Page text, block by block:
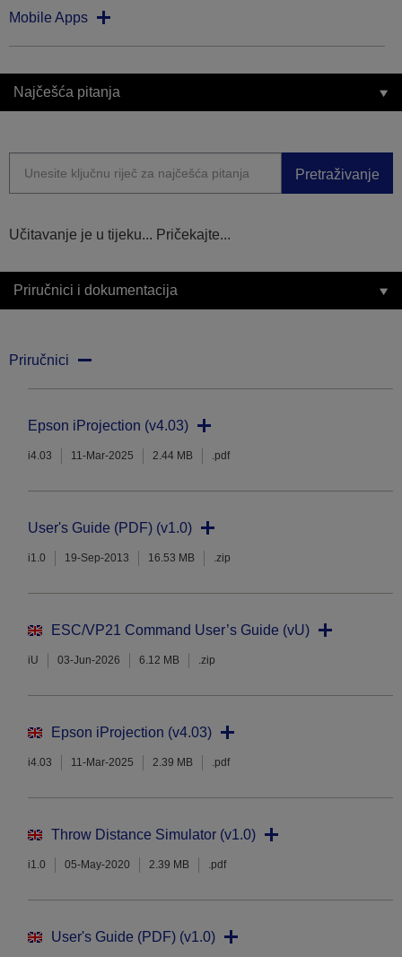
Mobile Apps
Najčešća pitanja
Pretraživanje
Učitavanje je u tijeku... Pričekajte...
Priručnici i dokumentacija
Priručnici
Epson iProjection (v4.03)
i4.03 11-Mar-2025 2.44 MB .pdf
User's Guide (PDF) (v1.0)
i1.0 19-Sep-2013 16.53 MB .zip
ESC/VP21 Command User’s Guide (vU)
iU 03-Jun-2026 6.12 MB .zip
Epson iProjection (v4.03)
i4.03 11-Mar-2025 2.39 MB .pdf
Throw Distance Simulator (v1.0)
i1.0 05-May-2020 2.39 MB .pdf
User's Guide (PDF) (v1.0)